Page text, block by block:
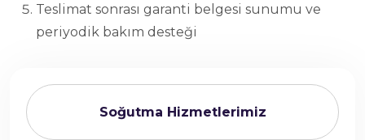
Soğutma Hizmetlerimiz
Teslimat sonrası garanti belgesi sunumu ve
periyodik bakım desteği